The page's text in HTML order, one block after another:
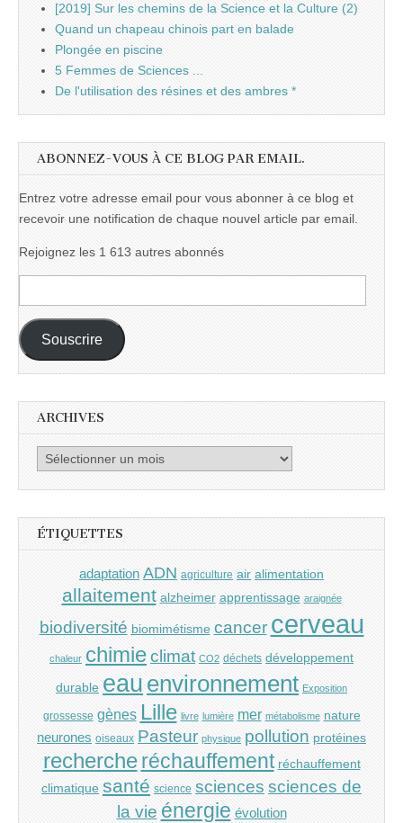
[2019] Sur les chemins de la Science et la Culture (2)
Quand un chapeau chinois part en balade
Plongée en piscine
5 Femmes de Sciences ...
De l'utilisation des résines et des ambres *
ABONNEZ-VOUS À CE BLOG PAR EMAIL.
Entrez votre adresse email pour vous abonner à ce blog et
recevoir une notification de chaque nouvel article par email.
Rejoignez les 1 613 autres abonnés
e-
mail :
Souscrire
ARCHIVES
Archives
ÉTIQUETTES
adaptation ADN agriculture air alimentation
allaitement alzheimer apprentissage araignée
biodiversité biomimétisme cancer cerveau
chaleur chimieclimat CO2 déchets développement
durable eau environnement Exposition
grossesse gènes Lille livre lumière mer métabolisme nature
neurones oiseaux Pasteur physique pollution protéines
recherche réchauffement réchauffement
climatique santé science sciences sciences de
la vie énergie évolution